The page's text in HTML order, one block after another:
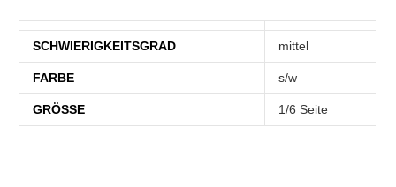
SCHWIERIGKEITSGRAD mittel
FARBE s/w
GRÖSSE 1/6 Seite